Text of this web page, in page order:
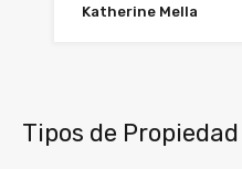
Katherine Mella
Tipos de Propiedad